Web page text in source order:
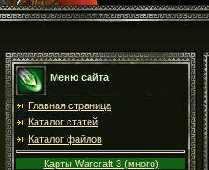
Меню сайта
Главная страница
Каталог статей
Каталог файлов
Карты Warcraft 3 (много)